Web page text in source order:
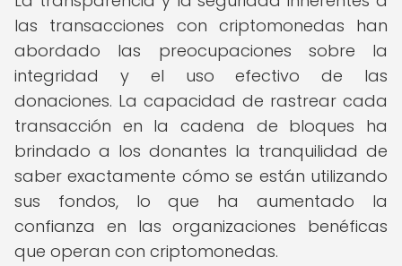
las transacciones con criptomonedas han
abordado las preocupaciones sobre la
integridad y el uso efectivo de las
donaciones. La capacidad de rastrear cada
transacción en la cadena de bloques ha
brindado a los donantes la tranquilidad de
saber exactamente cómo se están utilizando
sus fondos, lo que ha aumentado la
confianza en las organizaciones benéficas
que operan con criptomonedas.